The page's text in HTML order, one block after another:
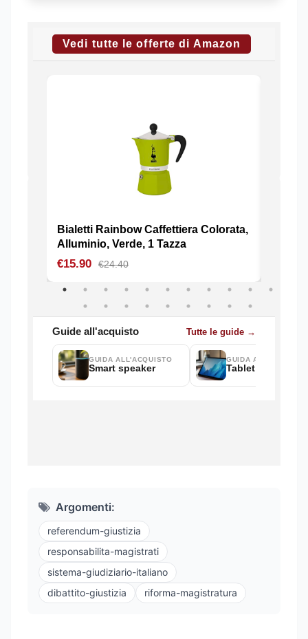
Argomenti:
referendum-giustizia
responsabilita-magistrati
sistema-giudiziario-italiano
dibattito-giustizia
riforma-magistratura